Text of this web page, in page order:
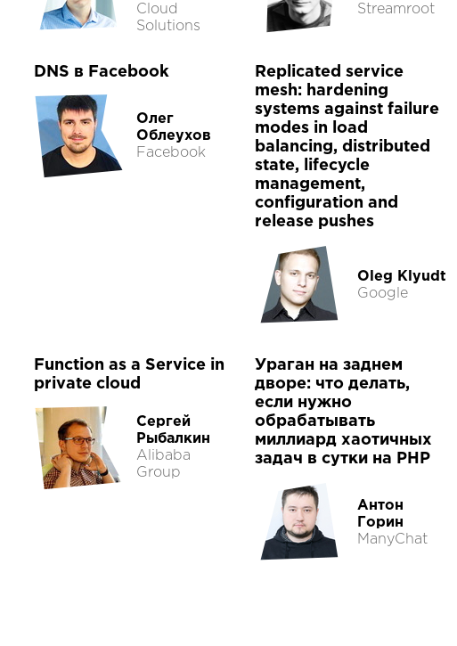
Cloud
Solutions
Streamroot
DNS в Facebook
Олег
Облеухов
Facebook
Replicated service
mesh: hardening
systems against failure
modes in load
balancing, distributed
state, lifecycle
management,
configuration and
release pushes
Oleg Klyudt
Google
Function as a Service in
private cloud
Сергей
Рыбалкин
Alibaba
Group
Ураган на заднем
дворе: что делать,
если нужно
обрабатывать
миллиард хаотичных
задач в сутки на PHP
Антон
Горин
ManyChat